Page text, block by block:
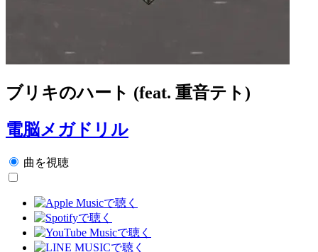
ブリキのハート (feat. 重音テト)
電脳メガドリル
曲を視聴